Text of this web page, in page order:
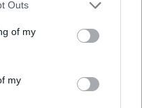
Outs
of my
my
ou une partition au